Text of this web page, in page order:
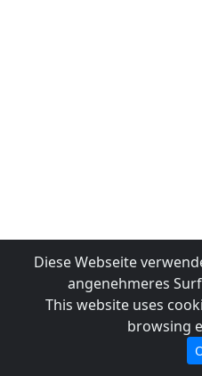
Diese Webseite
angenehmeres
This website uses
browsing